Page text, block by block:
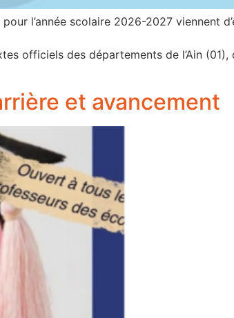
l’année scolaire 2026-2027 viennent
officiels des départements de l’Ain (01),
et avancement